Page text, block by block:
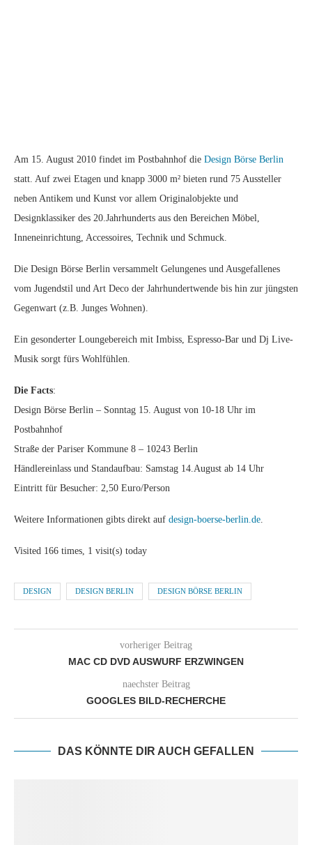
Am 15. August 2010 findet im Postbahnhof die Design Börse Berlin
statt. Auf zwei Etagen und knapp 3000 m² bieten rund 75 Aussteller
neben Antikem und Kunst vor allem Originalobjekte und
Designklassiker des 20.Jahrhunderts aus den Bereichen Möbel,
Inneneinrichtung, Accessoires, Technik und Schmuck.
Die Design Börse Berlin versammelt Gelungenes und Ausgefallenes
vom Jugendstil und Art Deco der Jahrhundertwende bis hin zur jüngsten
Gegenwart (z.B. Junges Wohnen).
Ein gesonderter Loungebereich mit Imbiss, Espresso-Bar und Dj Live-
Musik sorgt fürs Wohlfühlen.
Die Facts:
Design Börse Berlin – Sonntag 15. August von 10-18 Uhr im
Postbahnhof
Straße der Pariser Kommune 8 – 10243 Berlin
Händlereinlass und Standaufbau: Samstag 14.August ab 14 Uhr
Eintritt für Besucher: 2,50 Euro/Person
Weitere Informationen gibts direkt auf design-boerse-berlin.de.
Visited 166 times, 1 visit(s) today
DESIGN DESIGN BERLIN DESIGN BÖRSE BERLIN
vorheriger Beitrag
MAC CD DVD AUSWURF ERZWINGEN
naechster Beitrag
GOOGLES BILD-RECHERCHE
DAS KÖNNTE DIR AUCH GEFALLEN